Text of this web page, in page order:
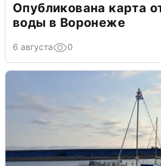
Опубликована карта
воды в Воронеже
6 августа 0